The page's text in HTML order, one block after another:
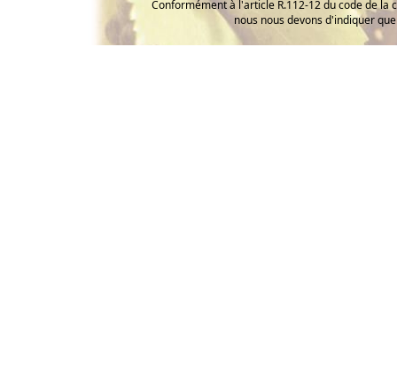
Conformément à l'article R.112-12 du code de la
nous nous devons d'indiquer